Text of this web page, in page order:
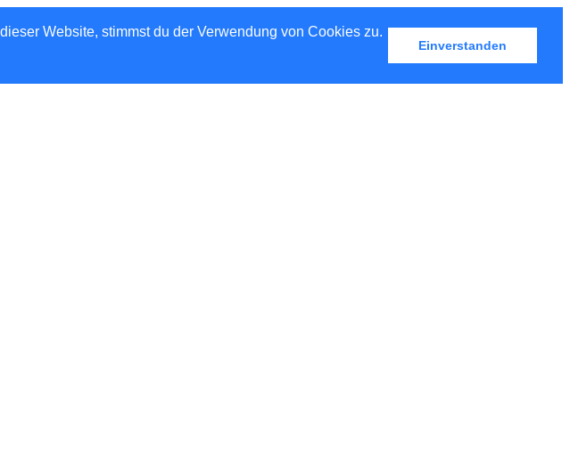
Website, stimmst du der Verwendung von Cookies zu.
Einverstanden